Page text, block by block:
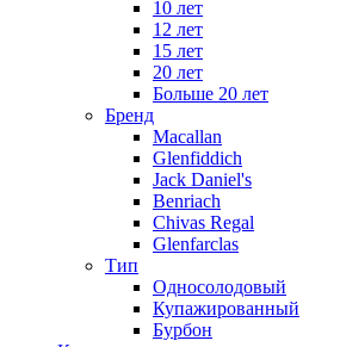
10 лет
12 лет
15 лет
20 лет
Больше 20 лет
Бренд
Macallan
Glenfiddich
Jack Daniel's
Benriach
Chivas Regal
Glenfarclas
Тип
Односолодовый
Купажированный
Бурбон